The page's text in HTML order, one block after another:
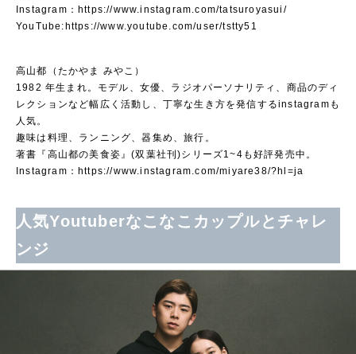
Instagram： https://www.instagram.com/tatsuroyasui/
YouTube: https://www.youtube.com/user/tstty51
高山都（たかやま みやこ）
1982 年生まれ。モデル、女優、ラジオパーソナリティ、商品のディ
レクションなど幅広く活動し、丁寧な生き方を発信するinstagramも
人気。
趣味は料理、ランニング、器集め、旅行。
著書『高山都の美食姿』(双葉社刊)シリーズ1~4も好評発売中。
Instagram： https://www.instagram.com/miyare38/?hl=ja
人気Youtuberなこなこカップルとチャレ
ンジ